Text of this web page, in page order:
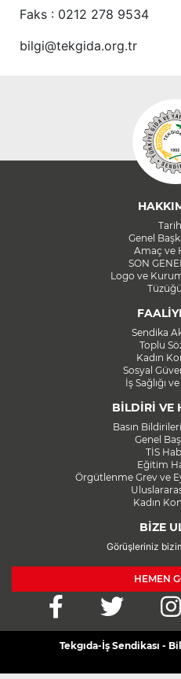
Faks : 0212 278 9534
bilgi@tekgida.org.tr
Genel
Amaç ve
SON
Logo ve
Sendika
Toplu
Kadın
Sosyal
İş Sağlığı
BİLDİRİ VE
Basın
Genel
TİS
Eğitim
Örgütlenme Grev ve
Kadın
BİZE
Görüşleriniz
HEMEN
Tekgıda-İş Sendikası -